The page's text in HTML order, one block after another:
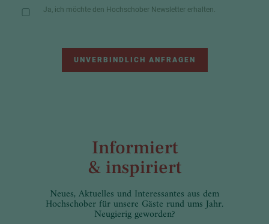
Ja, ich möchte den Hochschober Newsletter erhalten.
UNVERBINDLICH ANFRAGEN
Informiert
& inspiriert
Neues, Aktuelles und Interessantes aus dem
Hochschober für unsere Gäste rund ums Jahr.
Neugierig geworden?